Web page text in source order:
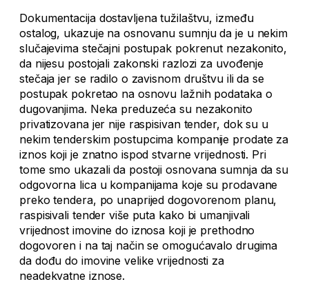
Dokumentacija dostavljena tužilaštvu, između
ostalog, ukazuje na osnovanu sumnju da je u nekim
slučajevima stečajni postupak pokrenut nezakonito,
da nijesu postojali zakonski razlozi za uvođenje
stečaja jer se radilo o zavisnom društvu ili da se
postupak pokretao na osnovu lažnih podataka o
dugovanjima. Neka preduzeća su nezakonito
privatizovana jer nije raspisivan tender, dok su u
nekim tenderskim postupcima kompanije prodate za
iznos koji je znatno ispod stvarne vrijednosti. Pri
tome smo ukazali da postoji osnovana sumnja da su
odgovorna lica u kompanijama koje su prodavane
preko tendera, po unaprijed dogovorenom planu,
raspisivali tender više puta kako bi umanjivali
vrijednost imovine do iznosa koji je prethodno
dogovoren i na taj način se omogućavalo drugima
da dođu do imovine velike vrijednosti za
neadekvatne iznose.